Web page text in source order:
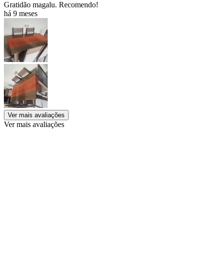
Gratidão magalu. Recomendo!
há 9 meses
Ver mais avaliações
Ver mais avaliações